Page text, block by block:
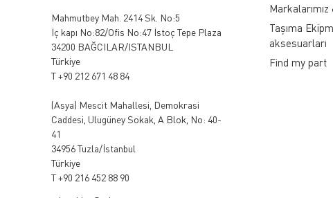
Mahmutbey Mah. 2414 Sk. No:5
İç kapı No:82/Ofis No:47 İstoç Tepe Plaza
34200 BAĞCILAR/ISTANBUL
Türkiye
T +90 212 671 48 84
(Asya) Mescit Mahallesi, Demokrasi
Caddesi, Ulugüney Sokak, A Blok, No: 40-
41
34956 Tuzla/İstanbul
Türkiye
T +90 216 452 88 90
Taşıma
aksesuarları
Find my part